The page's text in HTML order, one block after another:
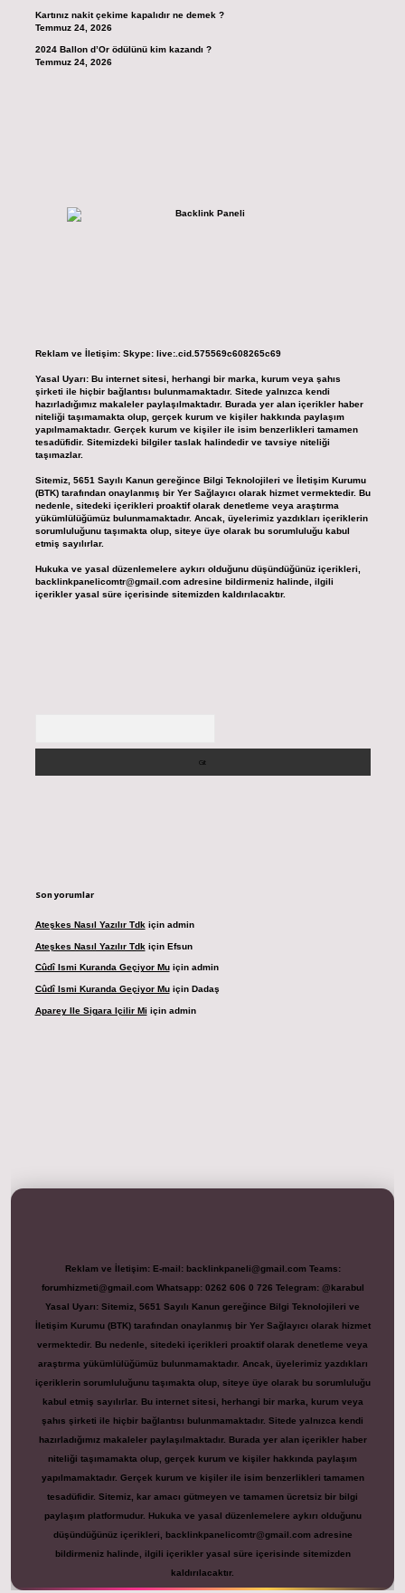
Kartınız nakit çekime kapalıdır ne demek ?
Temmuz 24, 2026
2024 Ballon d’Or ödülünü kim kazandı ?
Temmuz 24, 2026
Reklam ve İletişim: Skype: live:.cid.575569c608265c69
Yasal Uyarı: Bu internet sitesi, herhangi bir marka, kurum veya şahıs
şirketi ile hiçbir bağlantısı bulunmamaktadır. Sitede yalnızca kendi
hazırladığımız makaleler paylaşılmaktadır. Burada yer alan içerikler haber
niteliği taşımamakta olup, gerçek kurum ve kişiler hakkında paylaşım
yapılmamaktadır. Gerçek kurum ve kişiler ile isim benzerlikleri tamamen
tesadüfidir. Sitemizdeki bilgiler taslak halindedir ve tavsiye niteliği
taşımazlar.
Sitemiz, 5651 Sayılı Kanun gereğince Bilgi Teknolojileri ve İletişim Kurumu
(BTK) tarafından onaylanmış bir Yer Sağlayıcı olarak hizmet vermektedir. Bu
nedenle, sitedeki içerikleri proaktif olarak denetleme veya araştırma
yükümlülüğümüz bulunmamaktadır. Ancak, üyelerimiz yazdıkları içeriklerin
sorumluluğunu taşımakta olup, siteye üye olarak bu sorumluluğu kabul
etmiş sayılırlar.
Hukuka ve yasal düzenlemelere aykırı olduğunu düşündüğünüz içerikleri,
backlinkpanelicomtr@gmail.comadresine bildirmeniz halinde, ilgili
içerikler yasal süre içerisinde sitemizden kaldırılacaktır.
Son yorumlar
Ateşkes Nasıl Yazılır Tdk için admin
Ateşkes Nasıl Yazılır Tdk için Efsun
Cûdî Ismi Kuranda Geçiyor Muiçin admin
Cûdî Ismi Kuranda Geçiyor Muiçin Dadaş
Aparey Ile Sigara Içilir Mi için admin
Reklam ve İletişim: E-mail: backlinkpaneli@gmail.com Teams:
forumhizmeti@gmail.com Whatsapp: 0262 606 0 726 Telegram: @karabul
Yasal Uyarı: Sitemiz, 5651 Sayılı Kanun gereğince Bilgi Teknolojileri ve
İletişim Kurumu (BTK) tarafından onaylanmış bir Yer Sağlayıcı olarak hizmet
vermektedir. Bu nedenle, sitedeki içerikleri proaktif olarak denetleme veya
araştırma yükümlülüğümüz bulunmamaktadır. Ancak, üyelerimiz yazdıkları
içeriklerin sorumluluğunu taşımakta olup, siteye üye olarak bu sorumluluğu
kabul etmiş sayılırlar. Bu internet sitesi, herhangi bir marka, kurum veya
şahıs şirketi ile hiçbir bağlantısı bulunmamaktadır. Sitede yalnızca kendi
hazırladığımız makaleler paylaşılmaktadır. Burada yer alan içerikler haber
niteliği taşımamakta olup, gerçek kurum ve kişiler hakkında paylaşım
yapılmamaktadır. Gerçek kurum ve kişiler ile isim benzerlikleri tamamen
tesadüfidir. Sitemiz, kar amacı gütmeyen ve tamamen ücretsiz bir bilgi
paylaşım platformudur. Hukuka ve yasal düzenlemelere aykırı olduğunu
düşündüğünüz içerikleri,
backlinkpanelicomtr@gmail.com adresine
bildirmeniz halinde, ilgili içerikler yasal süre içerisinde sitemizden
kaldırılacaktır.